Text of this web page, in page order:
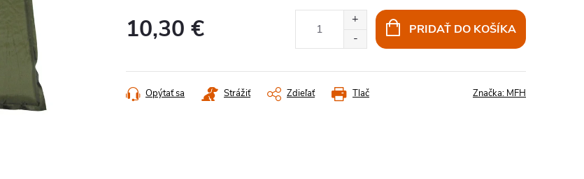
10,30 € PRIDAŤ DO KOŠÍKA
Tlač
Opýtať sa Strážiť Zdieľať Značka: MFH